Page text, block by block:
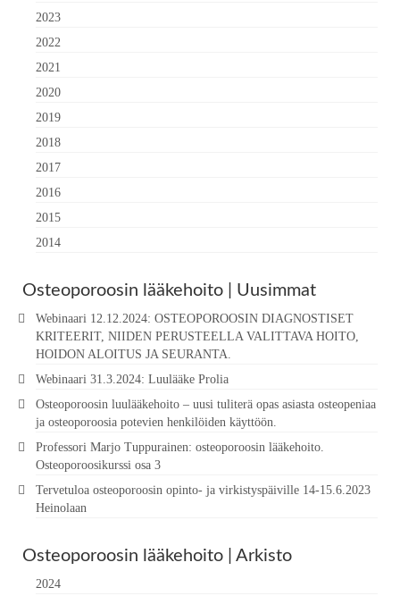
2023
2022
2021
2020
2019
2018
2017
2016
2015
2014
Osteoporoosin lääkehoito | Uusimmat
Webinaari 12.12.2024: OSTEOPOROOSIN DIAGNOSTISET
KRITEERIT, NIIDEN PERUSTEELLA VALITTAVA HOITO,
HOIDON ALOITUS JA SEURANTA.
Webinaari 31.3.2024: Luulääke Prolia
Osteoporoosin luulääkehoito – uusi tuliterä opas asiasta osteopeniaa
ja osteoporoosia potevien henkilöiden käyttöön.
Professori Marjo Tuppurainen: osteoporoosin lääkehoito.
Osteoporoosikurssi osa 3
Tervetuloa osteoporoosin opinto- ja virkistyspäiville 14-15.6.2023
Heinolaan
Osteoporoosin lääkehoito | Arkisto
2024